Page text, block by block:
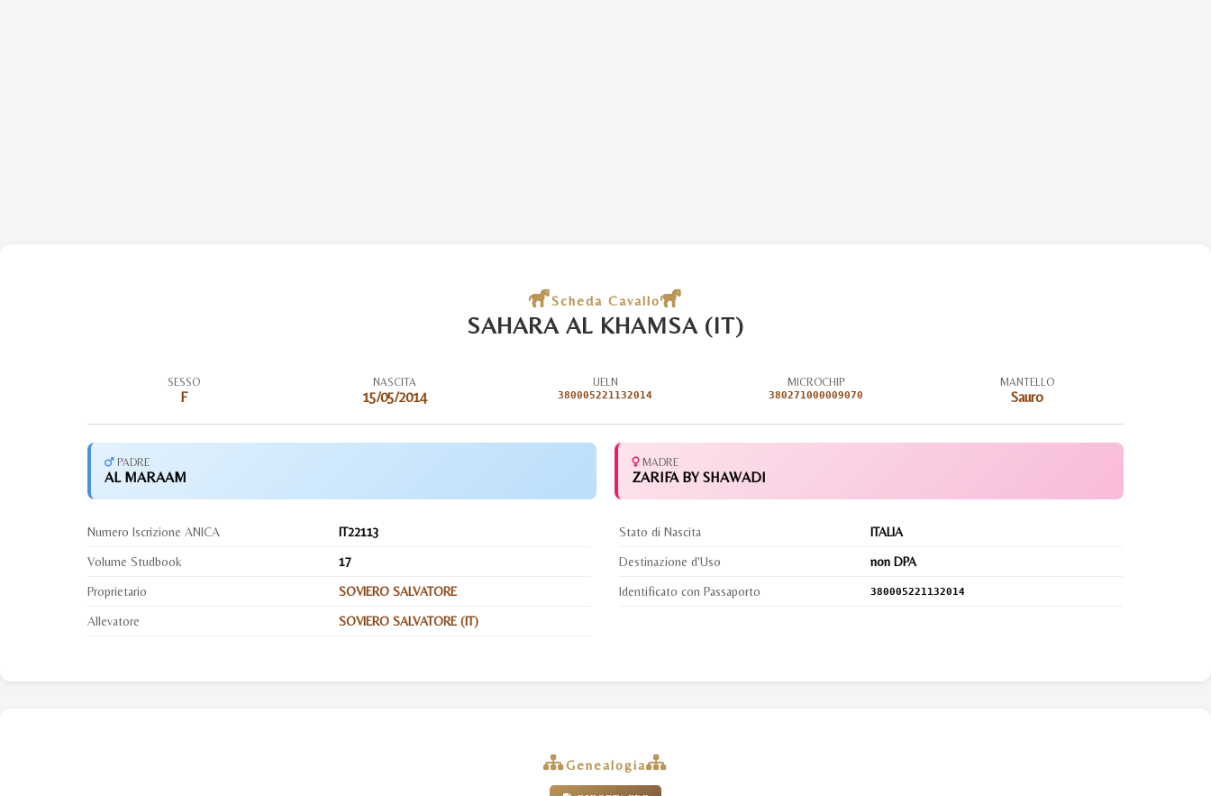
Scheda Cavallo
SAHARA AL KHAMSA (IT)
SESSO
F
NASCITA
15/05/2014
UELN
380005221132014
MICROCHIP
380271000009070
MANTELLO
Sauro
PADRE
AL MARAAM
MADRE
ZARIFA BY SHAWADI
Numero Iscrizione ANICA IT22113
Volume Studbook 17
Proprietario SOVIERO SALVATORE
Allevatore SOVIERO SALVATORE (IT)
Stato di Nascita ITALIA
Destinazione d'Uso non DPA
Identificato con Passaporto 380005221132014
Genealogia